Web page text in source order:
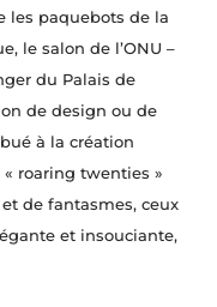
les paquebots de la
le salon de l’ONU –
du Palais de
de design ou de
à la création
roaring twenties »
de fantasmes, ceux
et insouciante,